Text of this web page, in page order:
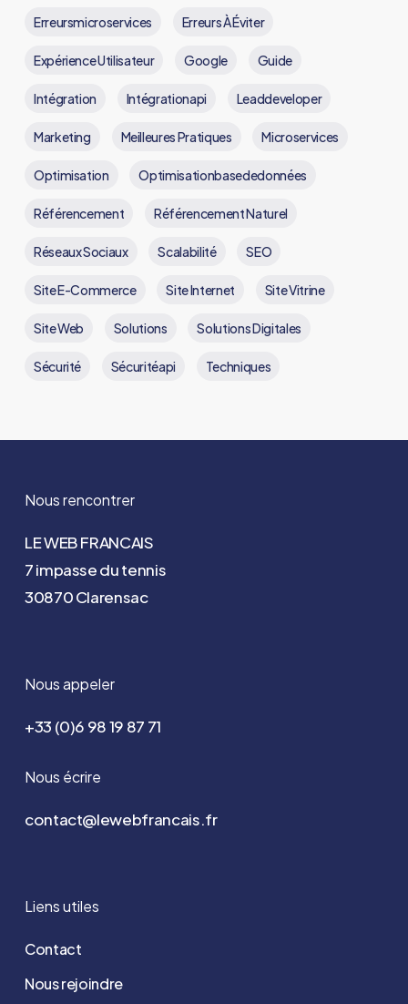
Erreursmicroservices Erreurs À Éviter
Expérience Utilisateur Google Guide
Intégration Intégrationapi Leaddeveloper
Marketing Meilleures Pratiques Microservices
Optimisation Optimisationbasededonnées
Référencement Référencement Naturel
Réseaux Sociaux Scalabilité SEO
Site E-Commerce Site Internet Site Vitrine
Site Web Solutions Solutions Digitales
Sécurité Sécuritéapi Techniques
Nous rencontrer
LE WEB FRANCAIS
7 impasse du tennis
30870 Clarensac
Nous appeler
+33 (0)6 98 19 87 71
Nous écrire
contact@lewebfrancais.fr
Liens utiles
Contact
Nous rejoindre